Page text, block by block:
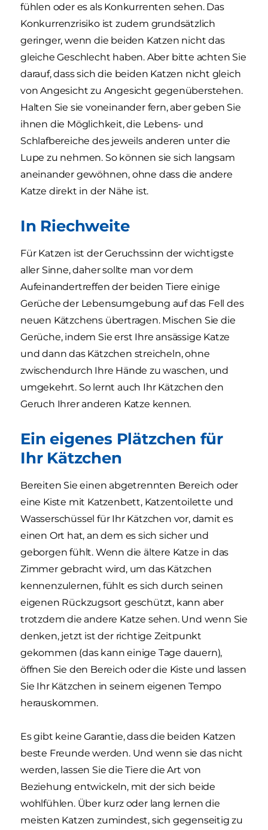
fühlen oder es als Konkurrenten sehen. Das
Konkurrenzrisiko ist zudem grundsätzlich
geringer, wenn die beiden Katzen nicht das
gleiche Geschlecht haben. Aber bitte achten Sie
darauf, dass sich die beiden Katzen nicht gleich
von Angesicht zu Angesicht gegenüberstehen.
Halten Sie sie voneinander fern, aber geben Sie
ihnen die Möglichkeit, die Lebens- und
Schlafbereiche des jeweils anderen unter die
Lupe zu nehmen. So können sie sich langsam
aneinander gewöhnen, ohne dass die andere
Katze direkt in der Nähe ist.
In Riechweite
Für Katzen ist der Geruchssinn der wichtigste
aller Sinne, daher sollte man vor dem
Aufeinandertreffen der beiden Tiere einige
Gerüche der Lebensumgebung auf das Fell des
neuen Kätzchens übertragen. Mischen Sie die
Gerüche, indem Sie erst Ihre ansässige Katze
und dann das Kätzchen streicheln, ohne
zwischendurch Ihre Hände zu waschen, und
umgekehrt. So lernt auch Ihr Kätzchen den
Geruch Ihrer anderen Katze kennen.
Ein eigenes Plätzchen für
Ihr Kätzchen
Bereiten Sie einen abgetrennten Bereich oder
eine Kiste mit Katzenbett, Katzentoilette und
Wasserschüssel für Ihr Kätzchen vor, damit es
einen Ort hat, an dem es sich sicher und
geborgen fühlt. Wenn die ältere Katze in das
Zimmer gebracht wird, um das Kätzchen
kennenzulernen, fühlt es sich durch seinen
eigenen Rückzugsort geschützt, kann aber
trotzdem die andere Katze sehen. Und wenn Sie
denken, jetzt ist der richtige Zeitpunkt
gekommen (das kann einige Tage dauern),
öffnen Sie den Bereich oder die Kiste und lassen
Sie Ihr Kätzchen in seinem eigenen Tempo
herauskommen.
Es gibt keine Garantie, dass die beiden Katzen
beste Freunde werden. Und wenn sie das nicht
werden, lassen Sie die Tiere die Art von
Beziehung entwickeln, mit der sich beide
wohlfühlen. Über kurz oder lang lernen die
meisten Katzen zumindest, sich gegenseitig zu